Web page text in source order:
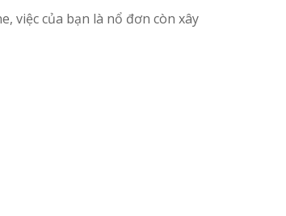
việc của bạn là nổ đơn còn xây